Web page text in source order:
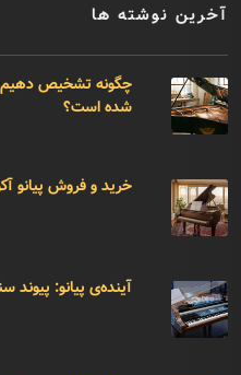
آخرین نوشته ها
چگونه تشخیص دهیم
شده است؟
خرید و فروش پیانو
آینده‌ی پیانو: پیوند